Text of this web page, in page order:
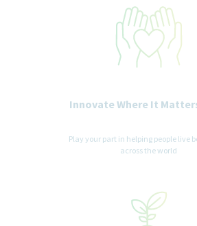
Innovate Where It
Play your part in helping people live
across the world